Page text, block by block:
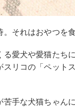
それはおやつを食
る愛犬や愛猫たち
リコの「ペット
手な犬猫ちゃん